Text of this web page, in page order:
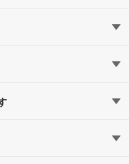
以上（13）
上（8）